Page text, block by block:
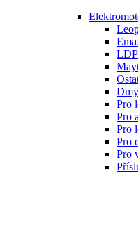
Pro
Pro
Pro
Pro
Pro